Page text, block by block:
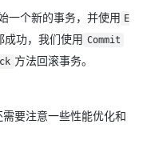
一个新的事务，并使用 E
成功，我们使用 Commit
方法回滚事务。
要注意一些性能优化和